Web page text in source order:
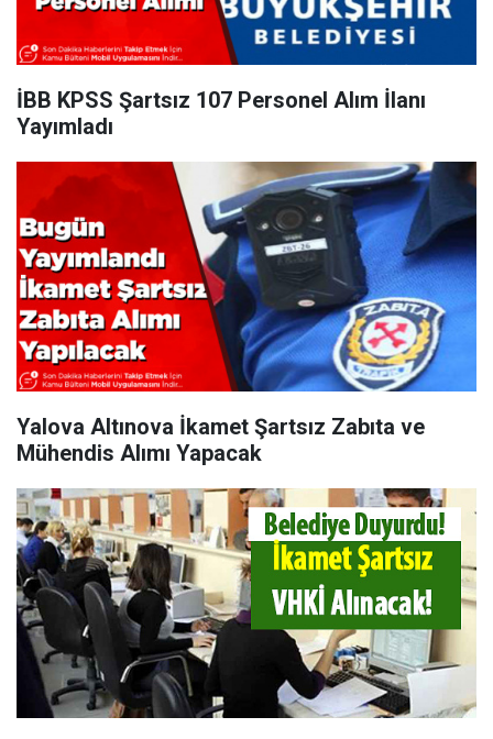
İBB KPSS Şartsız 107 Personel Alım İlanı
Yayımladı
Yalova Altınova İkamet Şartsız Zabıta ve
Mühendis Alımı Yapacak